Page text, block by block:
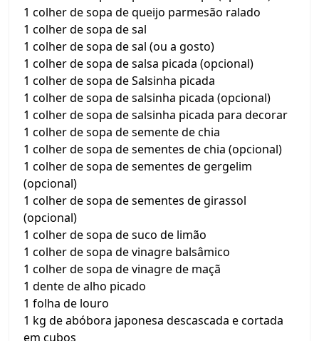
1 colher de sopa de queijo parmesão ralado
1 colher de sopa de sal
1 colher de sopa de sal (ou a gosto)
1 colher de sopa de salsa picada (opcional)
1 colher de sopa de Salsinha picada
1 colher de sopa de salsinha picada (opcional)
1 colher de sopa de salsinha picada para decorar
1 colher de sopa de semente de chia
1 colher de sopa de sementes de chia (opcional)
1 colher de sopa de sementes de gergelim
(opcional)
1 colher de sopa de sementes de girassol
(opcional)
1 colher de sopa de suco de limão
1 colher de sopa de vinagre balsâmico
1 colher de sopa de vinagre de maçã
1 dente de alho picado
1 folha de louro
1 kg de abóbora japonesa descascada e cortada
em cubos